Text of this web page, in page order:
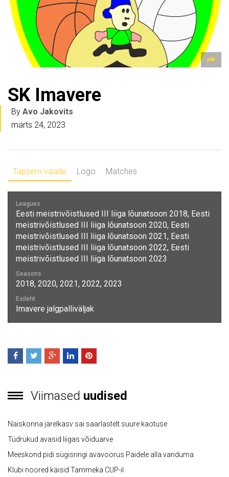
SK Imavere
By Avo Jakovits
märts 24, 2023
Täpsem vaade Logo Matches
Leagues
Eesti meistrivõistlused III liiga lõunatsoon 2018, Eesti
meistrivõistlused III liiga lõunatsoon 2020, Eesti
meistrivõistlused III liiga lõunatsoon 2021, Eesti
meistrivõistlused III liiga lõunatsoon 2022, Eesti
meistrivõistlused III liiga lõunatsoon 2023
Seasons
2018, 2020, 2021, 2022, 2023
Esileht
Imavere jalgpalliväljak
Viimased uudised
Naiskonna järelkasv sai saarlastelt suure kaotuse
Tüdrukud avasid liigas võiduarve
Meeskond pidi sügisringi avavoorus Paidele alla vanduma
Klubi noored käisid Tammeka CUP-il